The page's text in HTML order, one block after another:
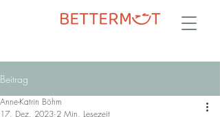
Beitrag
Anne-Katrin Böhm
17. Dez. 2023 2 Min. Lesezeit